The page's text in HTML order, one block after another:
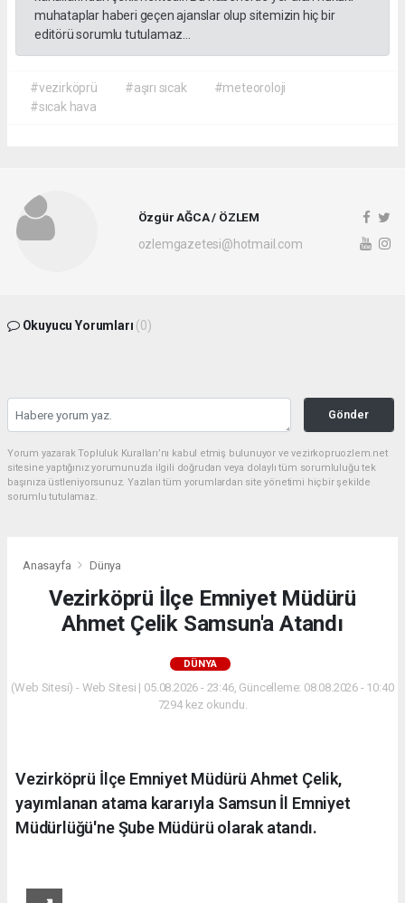
muhataplar haberi geçen ajanslar olup sitemizin hiç bir
editörü sorumlu tutulamaz...
#vezirköprü #aşırı sıcak
#meteoroloji
#sıcak hava
Özgür AĞCA / ÖZLEM
ozlemgazetesi@hotmail.com
Okuyucu Yorumları (0)
Gönder
Yorum yazarak Topluluk Kuralları’nı kabul etmiş bulunuyor ve vezirkopruozlem.net
sitesine yaptığınız yorumunuzla ilgili doğrudan veya dolaylı tüm sorumluluğu tek
başınıza üstleniyorsunuz. Yazılan tüm yorumlardan site yönetimi hiçbir şekilde
sorumlu tutulamaz.
Anasayfa Dünya
Vezirköprü İlçe Emniyet Müdürü
Ahmet Çelik Samsun'a Atandı
DÜNYA
(Web Sitesi) - Web Sitesi | 05.08.2026 - 23:46, Güncelleme: 08.08.2026 - 10:40
7294 kez okundu.
Vezirköprü İlçe Emniyet Müdürü Ahmet Çelik,
yayımlanan atama kararıyla Samsun İl Emniyet
Müdürlüğü'ne Şube Müdürü olarak atandı.